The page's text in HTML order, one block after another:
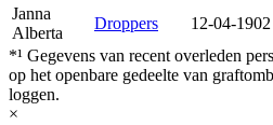
Janna
Alberta
Droppers 12-04-1902
*¹ Gegevens van recent overleden
op het openbare gedeelte van
loggen.
×